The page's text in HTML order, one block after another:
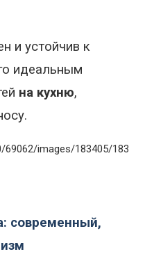
и устойчив к
идеальным
на кухню,
современный,